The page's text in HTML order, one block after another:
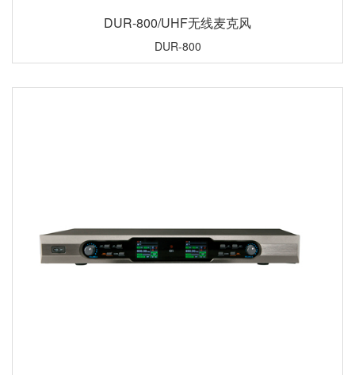
DUR-800/UHF无线麦克风
DUR-800